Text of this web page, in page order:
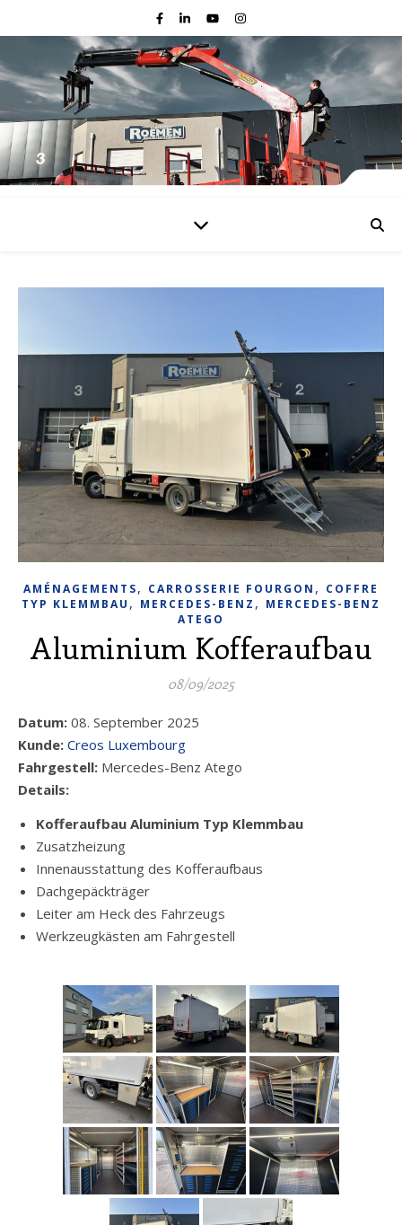
AMÉNAGEMENTS, CARROSSERIE FOURGON , COFFRE
TYP KLEMMBAU , MERCEDES-BENZ , MERCEDES-BENZ
ATEGO
Aluminium Kofferaufbau
08/09/2025
Datum: 08. September 2025
Kunde: Creos Luxembourg
Fahrgestell: Mercedes-Benz Atego
Details:
Kofferaufbau Aluminium Typ Klemmbau
Zusatzheizung
Innenausstattung des Kofferaufbaus
Dachgepäckträger
Leiter am Heck des Fahrzeugs
Werkzeugkästen am Fahrgestell